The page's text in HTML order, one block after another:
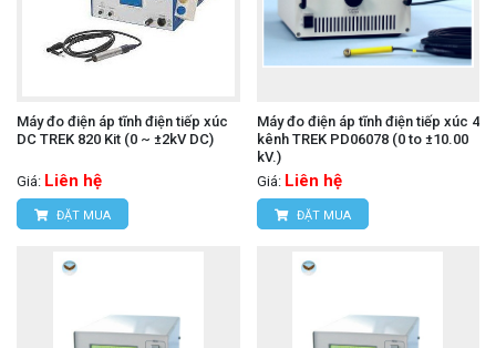
Máy đo điện áp tĩnh điện tiếp xúc
DC TREK 820 Kit (0 ~ ±2kV DC)
Giá: Liên hệ
ĐẶT MUA
Máy đo điện áp tĩnh điện tiếp xúc 4
kênh TREK PD06078 (0 to ±10.00
kV.)
Giá: Liên hệ
ĐẶT MUA